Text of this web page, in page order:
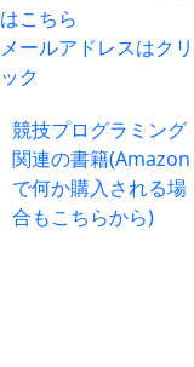
はこちら
メールアドレスはクリ
ック
競技プログラミング
関連の書籍(Amazon
で何か購入される場
合もこちらから)